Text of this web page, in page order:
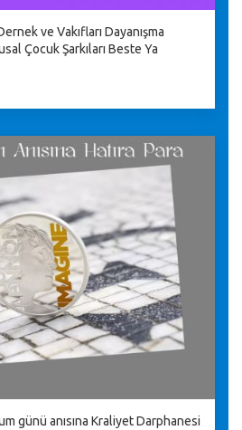
ve Vakıfları Dayanışma
Çocuk Şarkıları Beste Ya
günü anısına Kraliyet Darphanesi